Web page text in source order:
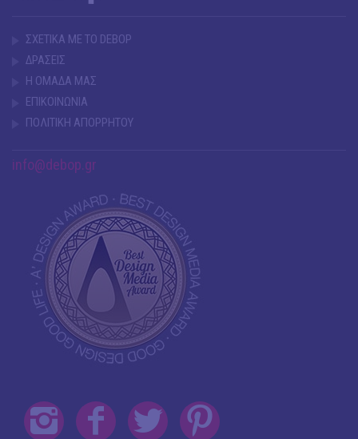
ΣΧΕΤΙΚΑ ΜΕ ΤΟ DEBOP
ΔΡΑΣΕΙΣ
Η ΟΜΑΔΑ ΜΑΣ
ΕΠΙΚΟΙΝΩΝΙΑ
ΠΟΛΙΤΙΚΗ ΑΠΟΡΡΗΤΟΥ
info@debop.gr